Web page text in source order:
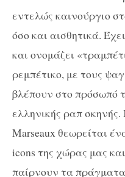
εντελώς καινούργιο
όσο και αισθητικά.
και ονομάζει
ρεμπέτικο, με τους
βλέπουν στο πρόσωπό
ελληνικής ραπ
Marseaux θεωρείται
icons της χώρας μας
παίρνουν τα